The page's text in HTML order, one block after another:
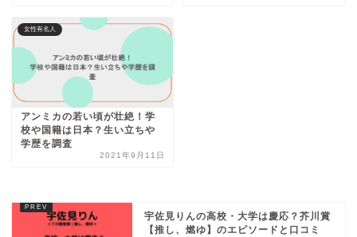
女性有名人
アンミカの若い頃が壮絶！学
校や国籍は日本？生い立ちや
学歴を調査
2021年9月11日
宇佐見りんの高校・大学は慶応？芥川賞
【推し、燃ゆ】のエピソードと口コミ